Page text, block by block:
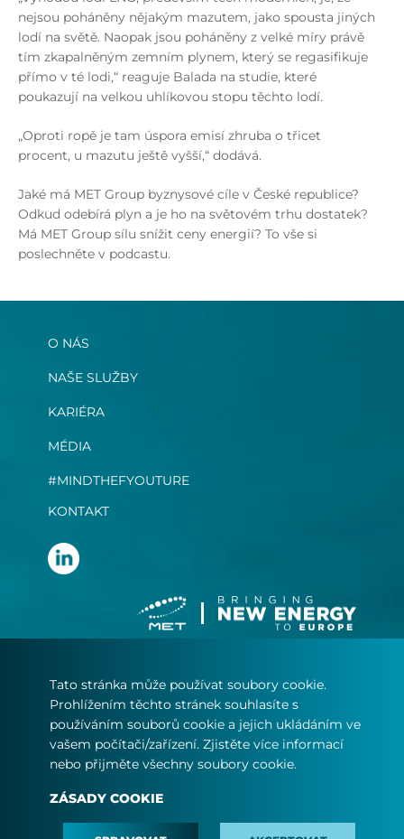
nejsou poháněny nějakým mazutem, jako spousta jiných
lodí na světě. Naopak jsou poháněny z velké míry právě
tím zkapalněným zemním plynem, který se regasifikuje
přímo v té lodi,“ reaguje Balada na studie, které
poukazují na velkou uhlíkovou stopu těchto lodí.
„Oproti ropě je tam úspora emisí zhruba o třicet
procent, u mazutu ještě vyšší,“ dodává.
Jaké má MET Group byznysové cíle v České republice?
Odkud odebírá plyn a je ho na světovém trhu dostatek?
Má MET Group sílu snížit ceny energií? To vše si
poslechněte v podcastu.
O NÁS
NAŠE SLUŽBY
KARIÉRA
MÉDIA
#MINDTHEFYOUTURE
KONTAKT
PODMÍNKY POUŽÍVÁNÍ
PROHLÁŠENÍ O OCHRANĚ SOUKROMÍ
ZÁSADY COOKIE
MET.com - All rights reserved.
Tato stránka může používat soubory cookie.
Prohlížením těchto stránek souhlasíte s
používáním souborů cookie a jejich ukládáním ve
vašem počítači/zařízení. Zjistěte více informací
nebo přijměte všechny soubory cookie.
ZÁSADY COOKIE